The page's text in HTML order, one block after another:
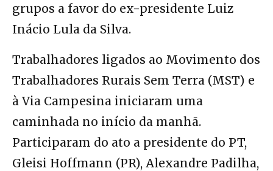
grupos a favor do ex-presidente Luiz
Inácio Lula da Silva.
Trabalhadores ligados ao Movimento dos
Trabalhadores Rurais Sem Terra (MST) e
à Via Campesina iniciaram uma
caminhada no início da manhã.
Participaram do ato a presidente do PT,
Gleisi Hoffmann (PR), Alexandre Padilha,